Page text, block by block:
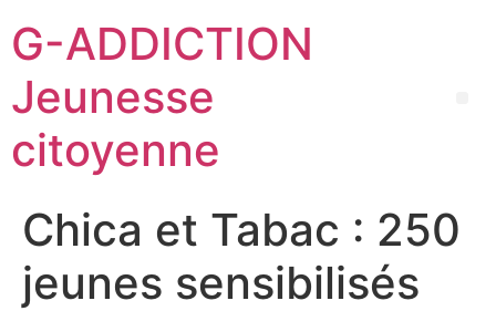
G-ADDICTION
Jeunesse
citoyenne
Chica et Tabac : 250
jeunes sensibilisés